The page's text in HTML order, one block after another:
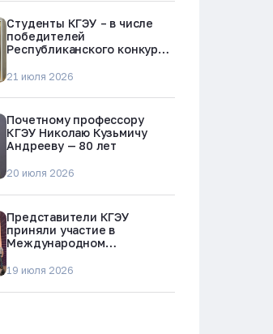
Студенты КГЭУ – в числе
победителей
Республиканского конкурса
наркотиков и телефонного
21 июля 2026
Почетному профессору
КГЭУ Николаю Кузьмичу
Андрееву — 80 лет
20 июля 2026
Представители КГЭУ
приняли участие в
Международном
форуме в Альметьевске
19 июля 2026